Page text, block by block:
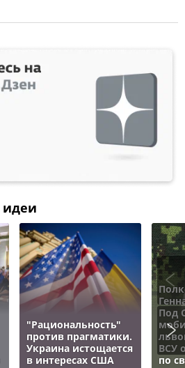
"Рациональность"
против прагматики.
Украина истощается
в интересах США
Под
ВСУ
по